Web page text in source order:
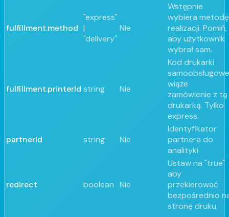
fulfillment.method
"express"
|
"delivery"
Nie
Wstępnie
wybiera metodę
realizacji. Pomiń,
aby użytkownik
wybrał sam.
fulfillment.printerId string Nie
Kod drukarki
wiąże
zamówienie z tą
drukarką. Tylko
express.
partnerId string Nie
Identyfikator
partnera do
analityki
redirect boolean Nie
Ustaw na "true"
aby
przekierować
bezpośrednio
stronę druku